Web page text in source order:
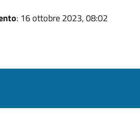
: 16 ottobre 2023, 08:02